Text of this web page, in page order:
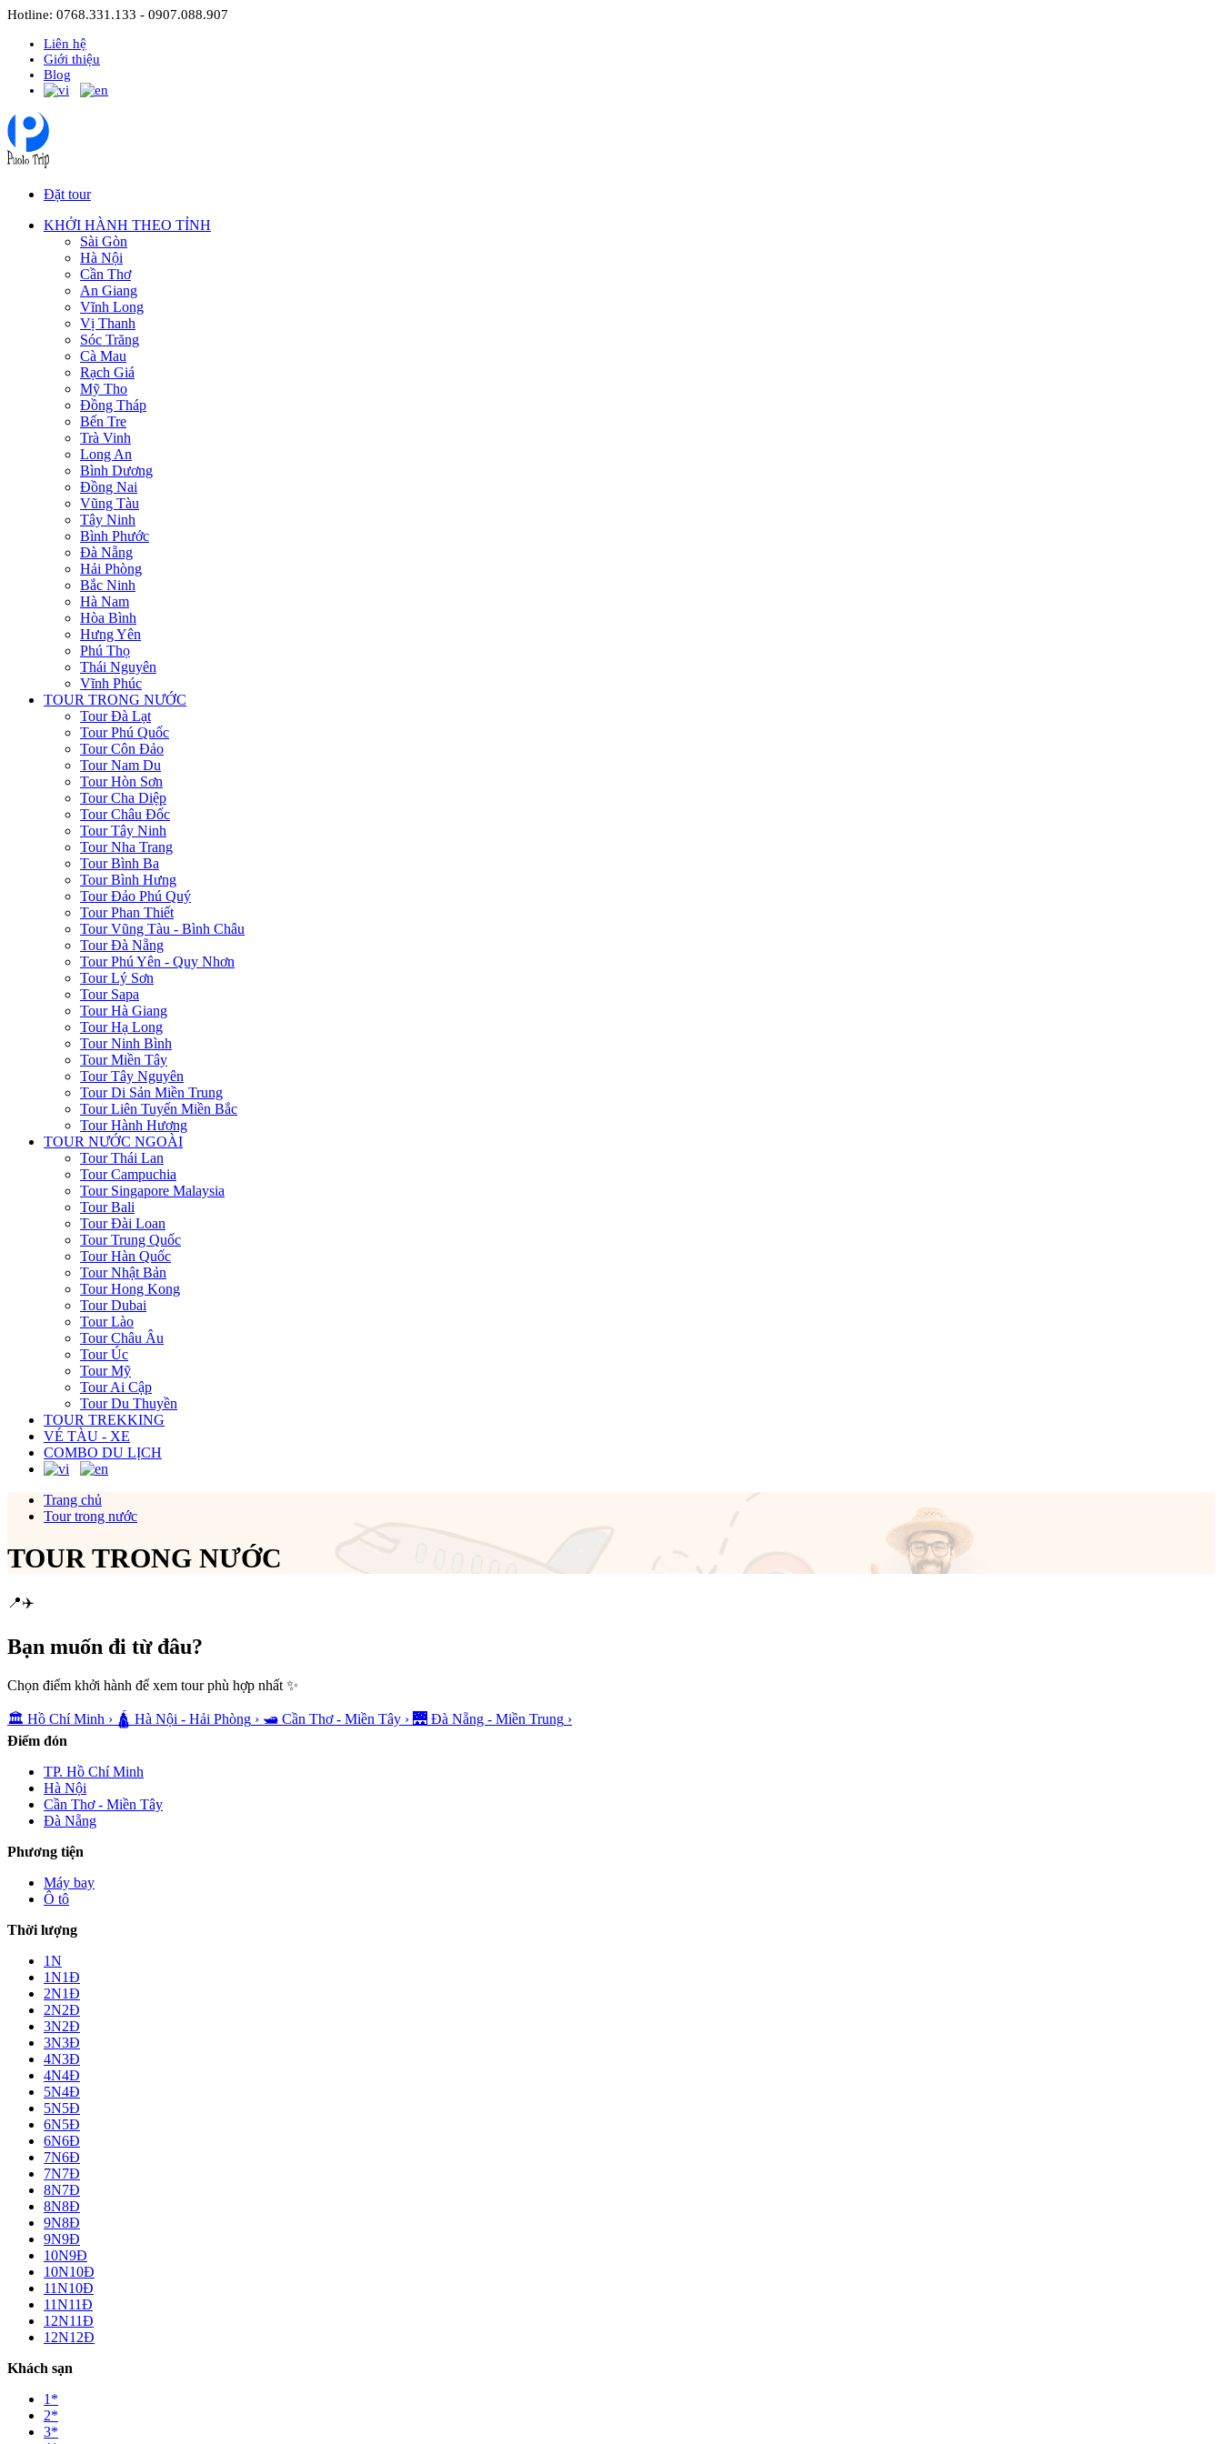
Hotline: 0768.331.133 - 0907.088.907
Liên hệ
Giới thiệu
Blog
Đặt tour
KHỞI HÀNH THEO TỈNH
Sài Gòn
Hà Nội
Cần Thơ
An Giang
Vĩnh Long
Vị Thanh
Sóc Trăng
Cà Mau
Rạch Giá
Mỹ Tho
Đồng Tháp
Bến Tre
Trà Vinh
Long An
Bình Dương
Đồng Nai
Vũng Tàu
Tây Ninh
Bình Phước
Đà Nẵng
Hải Phòng
Bắc Ninh
Hà Nam
Hòa Bình
Hưng Yên
Phú Thọ
Thái Nguyên
Vĩnh Phúc
TOUR TRONG NƯỚC
Tour Đà Lạt
Tour Phú Quốc
Tour Côn Đảo
Tour Nam Du
Tour Hòn Sơn
Tour Cha Diệp
Tour Châu Đốc
Tour Tây Ninh
Tour Nha Trang
Tour Bình Ba
Tour Bình Hưng
Tour Đảo Phú Quý
Tour Phan Thiết
Tour Vũng Tàu - Bình Châu
Tour Đà Nẵng
Tour Phú Yên - Quy Nhơn
Tour Lý Sơn
Tour Sapa
Tour Hà Giang
Tour Hạ Long
Tour Ninh Bình
Tour Miền Tây
Tour Tây Nguyên
Tour Di Sản Miền Trung
Tour Liên Tuyến Miền Bắc
Tour Hành Hương
TOUR NƯỚC NGOÀI
Tour Thái Lan
Tour Campuchia
Tour Singapore Malaysia
Tour Bali
Tour Đài Loan
Tour Trung Quốc
Tour Hàn Quốc
Tour Nhật Bản
Tour Hong Kong
Tour Dubai
Tour Lào
Tour Châu Âu
Tour Úc
Tour Mỹ
Tour Ai Cập
Tour Du Thuyền
TOUR TREKKING
VÉ TÀU - XE
COMBO DU LỊCH
Trang chủ
Tour trong nước
TOUR TRONG NƯỚC
📍✈️
Bạn muốn đi từ đâu?
Chọn điểm khởi hành để xem tour phù hợp nhất ✨
🏛️ Hồ Chí Minh › 🛕 Hà Nội - Hải Phòng › 🛥️ Cần Thơ - Miền Tây › 🌉 Đà Nẵng - Miền Trung ›
Điểm đón
TP. Hồ Chí Minh
Hà Nội
Cần Thơ - Miền Tây
Đà Nẵng
Phương tiện
Máy bay
Ô tô
Thời lượng
1N
1N1Đ
2N1Đ
2N2Đ
3N2Đ
3N3Đ
4N3Đ
4N4Đ
5N4Đ
5N5Đ
6N5Đ
6N6Đ
7N6Đ
7N7Đ
8N7Đ
8N8Đ
9N8Đ
9N9Đ
10N9Đ
10N10Đ
11N10Đ
11N11Đ
12N11Đ
12N12Đ
Khách sạn
1*
2*
3*